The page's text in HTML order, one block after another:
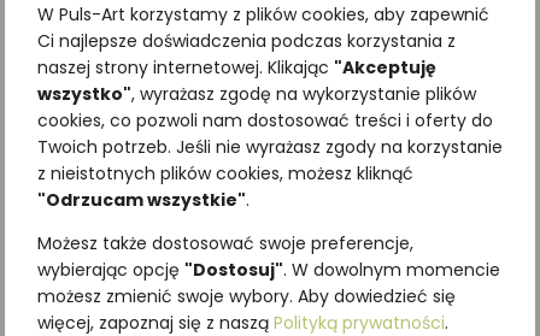
W Puls-Art korzystamy z plików cookies, aby zapewnić
Ci najlepsze doświadczenia podczas korzystania z
naszej strony internetowej. Klikając "Akceptuję
wszystko", wyrażasz zgodę na wykorzystanie plików
cookies, co pozwoli nam dostosować treści i oferty do
Twoich potrzeb. Jeśli nie wyrażasz zgody na korzystanie
z nieistotnych plików cookies, możesz kliknąć
"Odrzucam wszystkie".
Możesz także dostosować swoje preferencje,
wybierając opcję "Dostosuj". W dowolnym momencie
możesz zmienić swoje wybory. Aby dowiedzieć się
więcej, zapoznaj się z naszą Polityką prywatności.
Najniższa cena z ostatnich 30
dni:65,00zł
SKU:Brak danych
Kategorie:
Krukowate,Ptaki
Podobne produkty